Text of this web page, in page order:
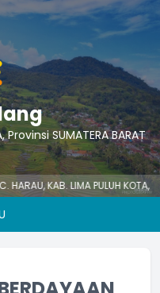
Provinsi SUMATERA BARAT
KAB. LIMA PULUH KOTA,